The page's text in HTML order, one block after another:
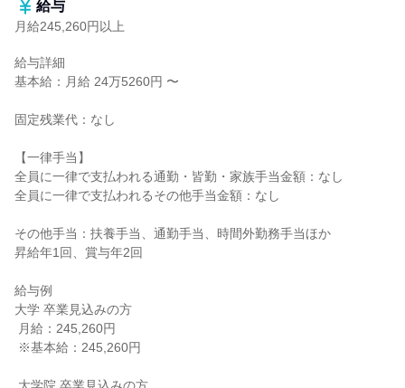
給与
月給245,260円以上
給与詳細
基本給：月給 24万5260円 〜
固定残業代：なし
【一律手当】
全員に一律で支払われる通勤・皆勤・家族手当金額：なし
全員に一律で支払われるその他手当金額：なし
その他手当：扶養手当、通勤手当、時間外勤務手当ほか
昇給年1回、賞与年2回
給与例
大学 卒業見込みの方